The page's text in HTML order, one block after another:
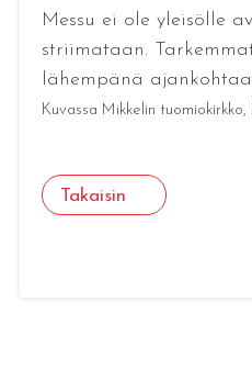
Messu ei ole yleisölle
striimataan.
lähempänä
Kuvassa Mikkelin
Takaisin